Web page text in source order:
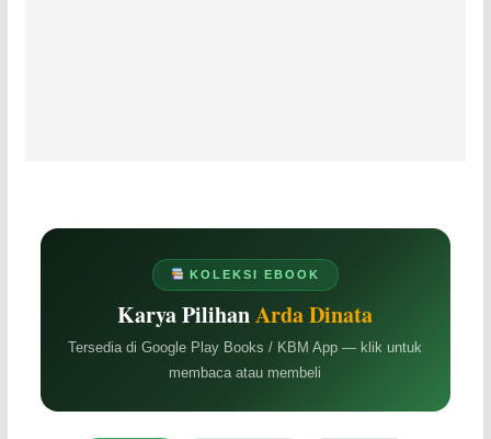
KOLEKSI EBOOK
Karya PilihanArda Dinata
Tersedia di Google Play Books / KBM App — klik untuk
membaca atau membeli